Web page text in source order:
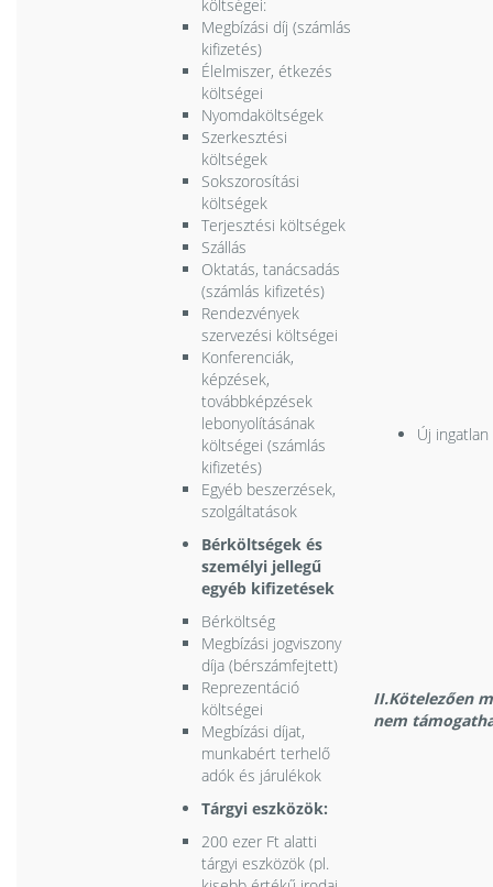
költségei:
Megbízási díj (számlás
kifizetés)
Élelmiszer, étkezés
költségei
Nyomdaköltségek
Szerkesztési
költségek
Sokszorosítási
költségek
Terjesztési költségek
Szállás
Oktatás, tanácsadás
(számlás kifizetés)
Rendezvények
szervezési költségei
Konferenciák,
képzések,
továbbképzések
lebonyolításának
költségei (számlás
kifizetés)
Egyéb beszerzések,
szolgáltatások
Bérköltségek és
személyi jellegű
egyéb kifizetések
Bérköltség
Megbízási jogviszony
díja (bérszámfejtett)
Reprezentáció
költségei
Megbízási díjat,
munkabért terhelő
adók és járulékok
Tárgyi eszközök:
200 ezer Ft alatti
tárgyi eszközök (pl.
Új
II.Kötelezően
nem